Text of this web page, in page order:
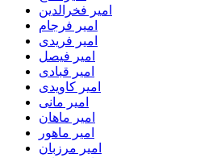
امیر فخرالدین
امیر فرجام
امیر فریدی
امیر فیصل
امیر قبادی
امیر کاویدی
امیر مانی
امیر ماهان
امیر ماهور
امیر مرزبان